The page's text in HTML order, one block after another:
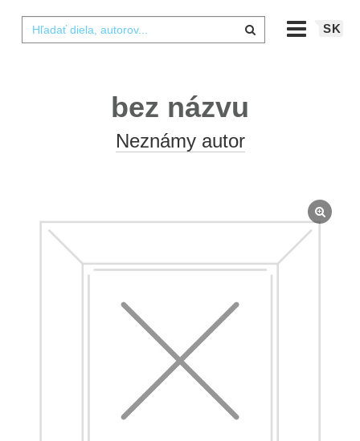
SK
bez názvu
Neznámy autor